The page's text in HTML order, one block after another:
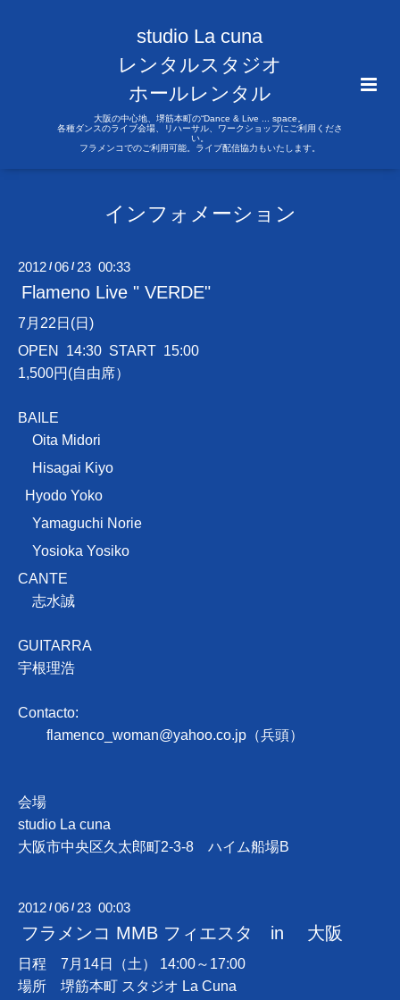
studio La cuna
レンタルスタジオ
ホールレンタル
大阪の中心地、堺筋本町の“Dance & Live ... space。
各種ダンスのライブ会場、リハーサル、ワークショップにご利用くださ
い。
フラメンコでのご利用可能。ライブ配信協力もいたします。
インフォメーション
2012 /06 / 23 00:33
Flameno Live " VERDE"
7月22日(日)
OPEN 14:30 START 15:00
1,500円(自由席）
BAILE
Oita Midori
Hisagai Kiyo
Hyodo Yoko
Yamaguchi Norie
Yosioka Yosiko
CANTE
志水誠
GUITARRA
宇根理浩
Contacto:
flamenco_woman@yahoo.co.jp （兵頭）
会場
studio La cuna
大阪市中央区久太郎町2-3-8 ハイム船場B
2012 /06 / 23 00:03
フラメンコ MMB フィエスタ in 大阪
日程 7月14日（土） 14:00～17:00
場所 堺筋本町 スタジオ La Cuna